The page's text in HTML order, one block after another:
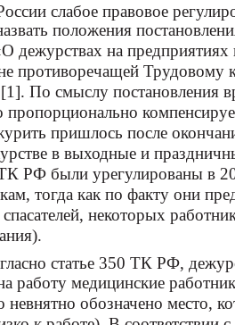
слабое правовое
положения
дежурствах на предприятиях
противоречащей Трудовому
По смыслу постановления
пропорционально
пришлось после
в выходные и
РФ были урегулированы в
тогда как по факту они
некоторых
статье 350 ТК РФ,
работу медицинские
невнятно обозначено место,